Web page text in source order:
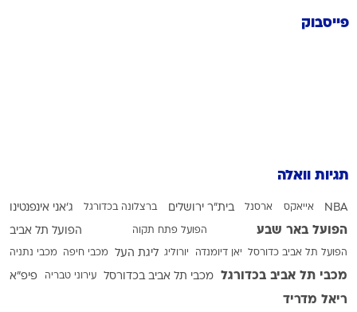
פייסבוק
תגיות וואלה
NBA אייאקס ארסנל בית"ר ירושלים ברצלונה בכדורגל ג'אני אינפנטינו
הפועל באר שבע הפועל פתח תקוה הפועל תל אביב
הפועל תל אביב כדורסל יאן דיומנדה יורוליג ליגת העל מכבי חיפה מכבי נתניה
מכבי תל אביב בכדורגל מכבי תל אביב בכדורסל עירוני טבריה פיפ"א
ריאל מדריד